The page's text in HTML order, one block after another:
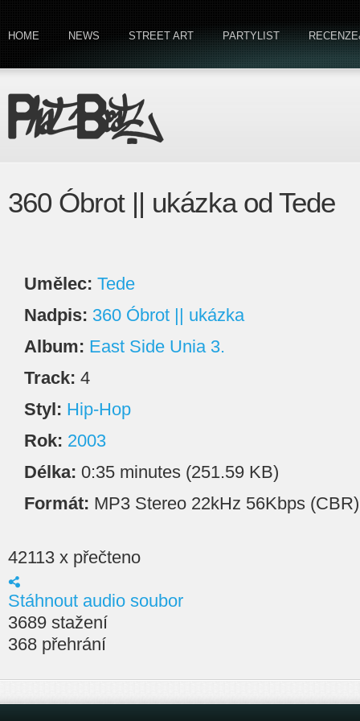
HOME NEWS STREET ART PARTYLIST
360 Óbrot || ukázka od Tede
Umělec: Tede
Nadpis: 360 Óbrot || ukázka
Album: East Side Unia 3.
Track: 4
Styl: Hip-Hop
Rok: 2003
Délka: 0:35 minutes (251.59 KB)
Formát: MP3 Stereo 22kHz 56Kbps (CBR)
42113 x přečteno
Stáhnout audio soubor
3689 stažení
368 přehrání